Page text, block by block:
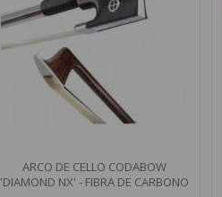
ARCO DE CELLO CODABOW
'DIAMOND NX' - FIBRA DE CARBONO